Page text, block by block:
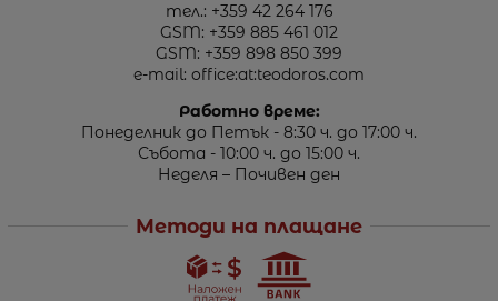
тел.: +359 42 264 176
GSM: +359 885 461 012
GSM: +359 898 850 399
e-mail: office:at:teodoros.com
Работно време:
Понеделник до Петък - 8:30 ч. до 17:00 ч.
Събота - 10:00 ч. до 15:00 ч.
Неделя – Почивен ден
Методи на плащане